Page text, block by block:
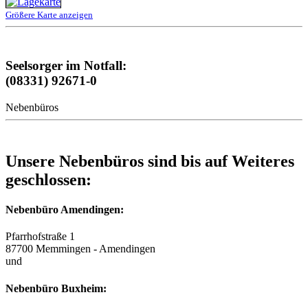
Größere Karte anzeigen
Seelsorger im Notfall:
(08331) 92671-0
Nebenbüros
Unsere Nebenbüros sind bis auf Weiteres
geschlossen:
Nebenbüro Amendingen:
Pfarrhofstraße 1
87700 Memmingen - Amendingen
und
Nebenbüro Buxheim: